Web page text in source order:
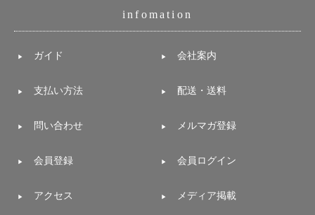
infomation
ガイド 会社案内
支払い方法 配送・送料
問い合わせ メルマガ登録
会員登録 会員ログイン
アクセス メディア掲載